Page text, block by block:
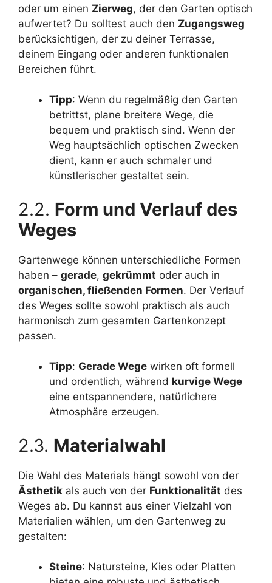
oder um einen Zierweg, der den Garten optisch
aufwertet? Du solltest auch den Zugangsweg
berücksichtigen, der zu deiner Terrasse,
deinem Eingang oder anderen funktionalen
Bereichen führt.
Tipp: Wenn du regelmäßig den Garten
betrittst, plane breitere Wege, die
bequem und praktisch sind. Wenn der
Weg hauptsächlich optischen Zwecken
dient, kann er auch schmaler und
künstlerischer gestaltet sein.
2.2. Form und Verlauf des
Weges
Gartenwege können unterschiedliche Formen
haben – gerade, gekrümmt oder auch in
organischen, fließenden Formen. Der Verlauf
des Weges sollte sowohl praktisch als auch
harmonisch zum gesamten Gartenkonzept
passen.
Tipp: Gerade Wege wirken oft formell
und ordentlich, während kurvige Wege
eine entspannendere, natürlichere
Atmosphäre erzeugen.
2.3. Materialwahl
Die Wahl des Materials hängt sowohl von der
Ästhetik als auch von der Funktionalität des
Weges ab. Du kannst aus einer Vielzahl von
Materialien wählen, um den Gartenweg zu
gestalten:
Steine: Natursteine, Kies oder Platten